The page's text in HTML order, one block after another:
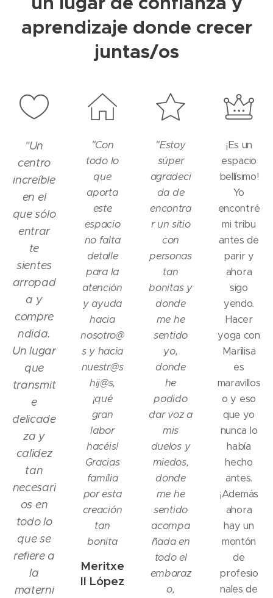
aprendizaje donde crecer
juntas/os
"Un
centro
increíble
en el
que sólo
entrar
te
sientes
arropad
a y
compre
ndida.
Un lugar
que
transmit
e
delicade
za y
calidez
tan
necesari
os en
todo lo
que se
refiere a
la
materni
"Con
todo lo
que
aporta
este
espacio
no falta
detalle
para la
atención
y ayuda
hacia
nosotro@
s y hacia
nuestr@s
hij@s,
¡qué
gran
labor
hacéis!
Gracias
família
por esta
creación
tan
bonita
Meritxe
ll López
"Estoy
súper
agradeci
da de
encontra
r un sitio
con
personas
tan
bonitas y
donde
me he
sentido
yo,
donde
he
podido
dar voz a
mis
duelos y
miedos,
donde
me he
sentido
acompa
ñada en
todo el
embaraz
o,
¡Es un
espacio
bellísimo!
Yo
encontré
mi tribu
antes de
parir y
ahora
sigo
yendo.
Hacer
yoga con
Marilisa
es
maravillos
o y eso
que yo
nunca lo
había
hecho
antes.
¡Además
ahora
hay un
montón
de
profesio
nales de